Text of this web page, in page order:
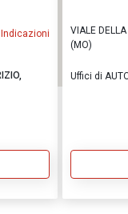
Indicazioni
VIALE
(MO)
Uffici di